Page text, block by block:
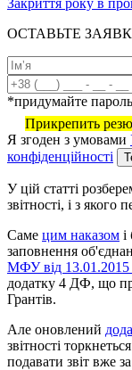
ОСТАВЬТЕ
*придумайте
Прикрепить
Я згоден з умовами
конфіденційності
У цій статті
звітності, і з якого
Саме цим наказом
заповнення
МФУ від
додатку 4 ДФ, що
Грантів.
Але оновлений
звітності
подавати звіт вже